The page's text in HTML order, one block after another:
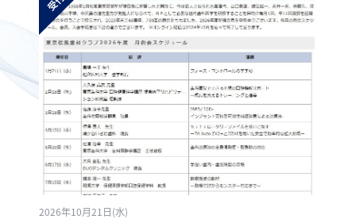
2026年10月21日(水)